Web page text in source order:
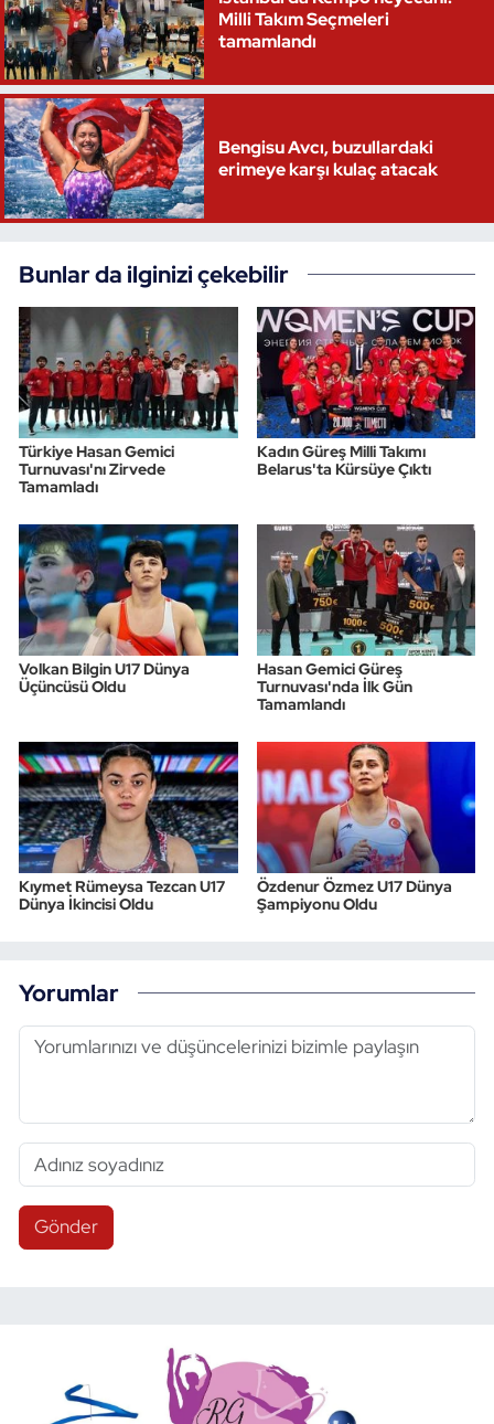
Milli Takım Seçmeleri
tamamlandı
Bengisu Avcı, buzullardaki
erimeye karşı kulaç atacak
Bunlar da ilginizi çekebilir
Türkiye Hasan Gemici
Turnuvası'nı Zirvede
Tamamladı
Kadın Güreş Milli Takımı
Belarus'ta Kürsüye Çıktı
Volkan Bilgin U17 Dünya
Üçüncüsü Oldu
Hasan Gemici Güreş
Turnuvası'nda İlk Gün
Tamamlandı
Kıymet Rümeysa Tezcan U17
Dünya İkincisi Oldu
Özdenur Özmez U17 Dünya
Şampiyonu Oldu
Yorumlar
Gönder
Triatlon
Voleybol
Vücut Geliştirme Fitness
Wushu Kungfu
Yelken
Yüzme